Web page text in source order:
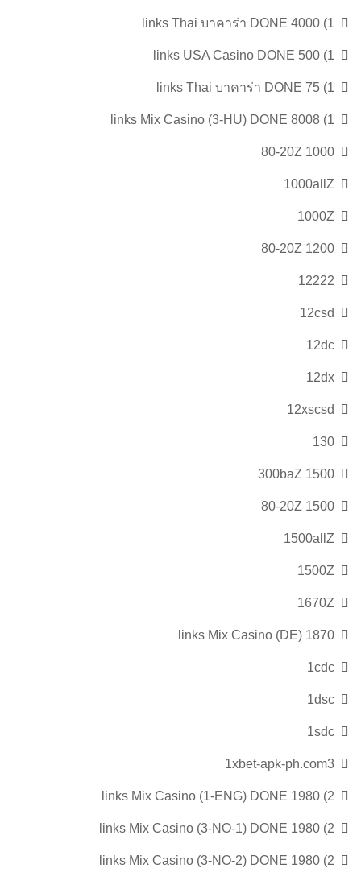
1) 4000 links Thai บาคาร่า DONE
1) 500 links USA Casino DONE
1) 75 links Thai บาคาร่า DONE
1) 8008 links Mix Casino (3-HU) DONE
1000 80-20Z
1000allZ
1000Z
1200 80-20Z
12222
12csd
12dc
12dx
12xscsd
130
1500 300baZ
1500 80-20Z
1500allZ
1500Z
1670Z
1870 links Mix Casino (DE)
1cdc
1dsc
1sdc
1xbet-apk-ph.com3
2) 1980 links Mix Casino (1-ENG) DONE
2) 1980 links Mix Casino (3-NO-1) DONE
2) 1980 links Mix Casino (3-NO-2) DONE